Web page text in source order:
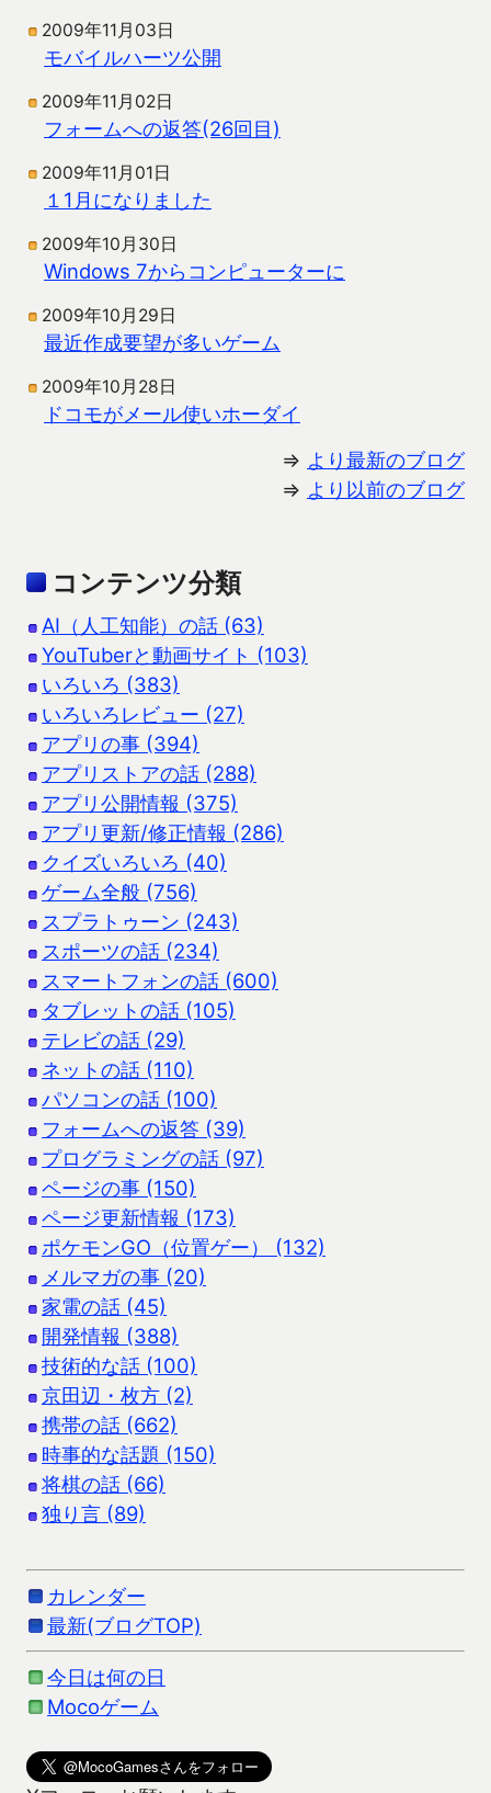
2009年11月03日
モバイルハーツ公開
2009年11月02日
フォームへの返答(26回目)
2009年11月01日
１1月になりました
2009年10月30日
Windows 7からコンピューターに
2009年10月29日
最近作成要望が多いゲーム
2009年10月28日
ドコモがメール使いホーダイ
⇒ より最新のブログ
⇒ より以前のブログ
コンテンツ分類
AI（人工知能）の話 (63)
YouTuberと動画サイト (103)
いろいろ (383)
いろいろレビュー (27)
アプリの事 (394)
アプリストアの話 (288)
アプリ公開情報 (375)
アプリ更新/修正情報 (286)
クイズいろいろ (40)
ゲーム全般 (756)
スプラトゥーン (243)
スポーツの話 (234)
スマートフォンの話 (600)
タブレットの話 (105)
テレビの話 (29)
ネットの話 (110)
パソコンの話 (100)
フォームへの返答 (39)
プログラミングの話 (97)
ページの事 (150)
ページ更新情報 (173)
ポケモンGO（位置ゲー） (132)
メルマガの事 (20)
家電の話 (45)
開発情報 (388)
技術的な話 (100)
京田辺・枚方 (2)
携帯の話 (662)
時事的な話題 (150)
将棋の話 (66)
独り言 (89)
カレンダー
最新(ブログTOP)
今日は何の日
Mocoゲーム